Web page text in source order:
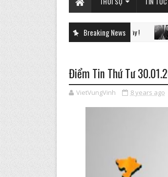
Breaking News PHAN-
Điểm Tin Thứ Tư
VietVungVinh 8 years ago